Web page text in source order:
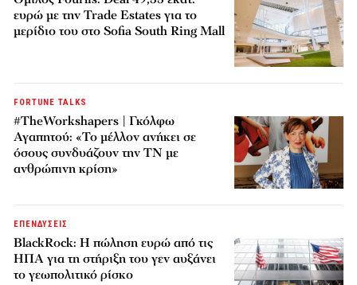
ευρώ με την Trade Estates για το
μερίδιο του στο Sofia South Ring Mall
FORTUNE TALKS
#TheWorkshapers | Γκόλφω
Αγαπητού: «Το μέλλον ανήκει σε
όσους συνδυάζουν την ΤΝ με
ανθρώπινη κρίση»
ΕΠΕΝΔΥΣΕΙΣ
BlackRock: Η πώληση ευρώ από τις
ΗΠΑ για τη στήριξη του γεν αυξάνει
το γεωπολιτικό ρίσκο